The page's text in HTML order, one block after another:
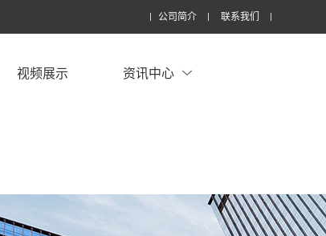
公司简介 联系我们
视频展示 资讯中心